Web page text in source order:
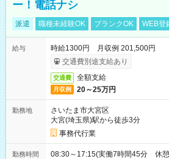
ー！電話ナシ
派遣 職種未経験OK ブランクOK WEB登
給与
時給1300円 月収例 201,500円
交通費別途支給あり
交通費 全額支給
月収例 20～25万円
勤務地
さいたま市大宮区
大宮(埼玉県)駅から徒歩3分
事務代行業
勤務時間 08:30～17:15(実働7時間45分 休